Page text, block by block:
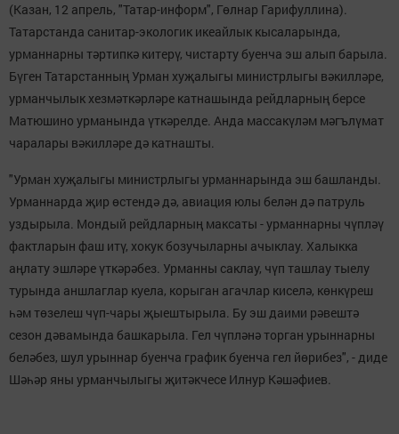
(Казан, 12 апрель, "Татар-информ", Гөлнар Гарифуллина).
Татарстанда санитар-экологик икеайлык кысаларында,
урманнарны тәртипкә китерү, чистарту буенча эш алып барыла.
Бүген Татарстанның Урман хуҗалыгы министрлыгы вәкилләре,
урманчылык хезмәткәрләре катнашында рейдларның берсе
Матюшино урманында үткәрелде. Анда массакүләм мәгълүмат
чаралары вәкилләре дә катнашты.
"Урман хуҗалыгы министрлыгы урманнарында эш башланды.
Урманнарда җир өстендә дә, авиация юлы белән дә патруль
уздырыла. Мондый рейдларның максаты - урманнарны чүпләү
фактларын фаш итү, хокук бозучыларны ачыклау. Халыкка
аңлату эшләре үткәрәбез. Урманны саклау, чүп ташлау тыелу
турында аншлаглар куела, корыган агачлар киселә, көнкүреш
һәм төзелеш чүп-чары җыештырыла. Бу эш даими рәвештә
сезон дәвамында башкарыла. Гел чүпләнә торган урыннарны
беләбез, шул урыннар буенча график буенча гел йөрибез", - диде
Шәһәр яны урманчылыгы җитәкчесе Илнур Кәшәфиев.